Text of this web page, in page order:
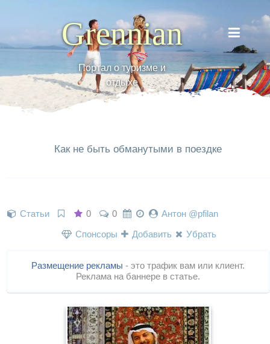
Grennian
Портал о туризме и
отдыхе
Как не быть обманутыми в поездке
Статьи 0 0
Антон @pfilan
Спонсоры
Добавить Убрать
Размещение рекламы - это трафик вам или клиент.
Реклама на баннере в статье.